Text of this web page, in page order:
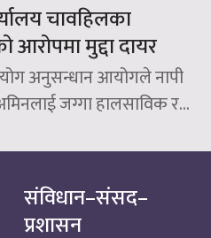
चावहिलका
मुद्दा दायर
अनुसन्धान आयोगले नापी
जग्गा हालसाविक र...
संविधान–संसद–
प्रशासन